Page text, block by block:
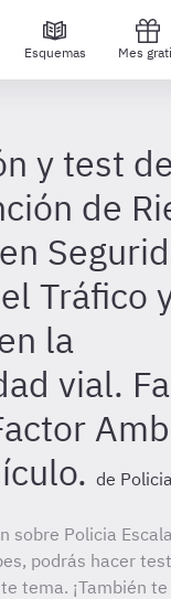
Esquemas Mes
y test
de
Tráfico
la
vial.
de
sobre Policia
podrás hacer test
tema. ¡También